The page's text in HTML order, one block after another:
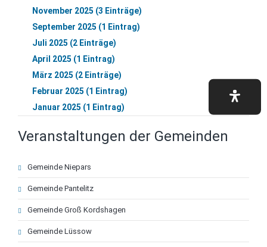
November 2025 (3 Einträge)
September 2025 (1 Eintrag)
Juli 2025 (2 Einträge)
April 2025 (1 Eintrag)
März 2025 (2 Einträge)
Februar 2025 (1 Eintrag)
Januar 2025 (1 Eintrag)
Veranstaltungen der Gemeinden
Navigation
überspringen
Gemeinde Niepars
Gemeinde Pantelitz
Gemeinde Groß Kordshagen
Gemeinde Lüssow